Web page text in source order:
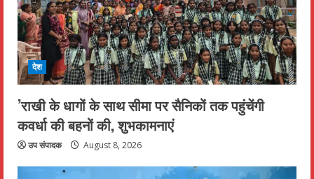
देश
’राखी के धागों के साथ सीमा पर सैनिकों तक पहुंचेंगी
कवर्धा की बहनों की, शुभकामनाएं
उप संपादक August 8, 2026